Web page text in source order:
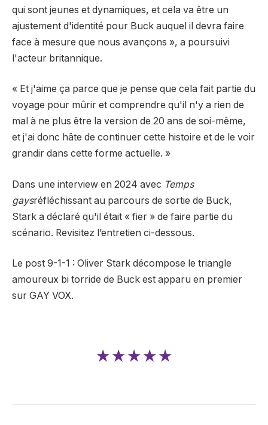
qui sont jeunes et dynamiques, et cela va être un
ajustement d'identité pour Buck auquel il devra faire
face à mesure que nous avançons », a poursuivi
l'acteur britannique.
« Et j'aime ça parce que je pense que cela fait partie du
voyage pour mûrir et comprendre qu'il n'y a rien de
mal à ne plus être la version de 20 ans de soi-même,
et j'ai donc hâte de continuer cette histoire et de le voir
grandir dans cette forme actuelle. »
Dans une interview en 2024 avec Temps
gaysréfléchissant au parcours de sortie de Buck,
Stark a déclaré qu'il était « fier » de faire partie du
scénario. Revisitez l’entretien ci-dessous.
Le post 9-1-1 : Oliver Stark décompose le triangle
amoureux bi torride de Buck est apparu en premier
sur GAY VOX.
★★★★★